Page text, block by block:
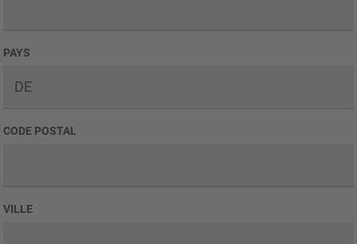
PAYS
CODE POSTAL
VILLE